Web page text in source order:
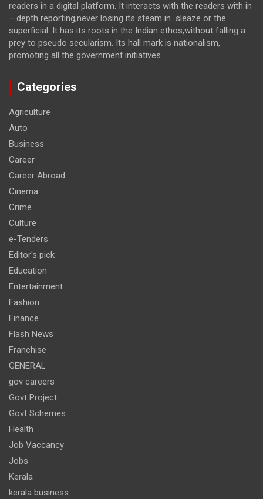
readers in a digital platform. It interacts with the readers with in
– depth reporting,never losing its steam in sleaze or the
superficial. It has its roots in the Indian ethos,without falling a
prey to pseudo secularism. Its hall mark is nationalism,
promoting all the government initiatives.
Categories
Agriculture
Auto
Business
Career
Career Abroad
Cinema
Crime
Culture
e-Tenders
Editor's pick
Education
Entertainment
Fashion
Finance
Flash News
Franchise
GENERAL
gov careers
Govt Project
Govt Schemes
Health
Job Vaccancy
Jobs
Kerala
kerala business